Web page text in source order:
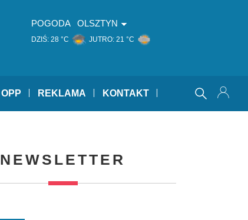
POGODA OLSZTYN
DZIŚ: 28 °C JUTRO: 21 °C
OPP REKLAMA KONTAKT
NEWSLETTER